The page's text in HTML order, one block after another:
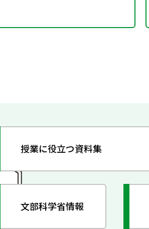
授業に役立つ資料集
文部科学省情報